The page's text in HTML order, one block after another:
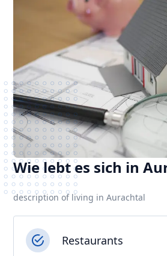
Wie lebt es sich in
description of living in Aurachtal
Restaurants